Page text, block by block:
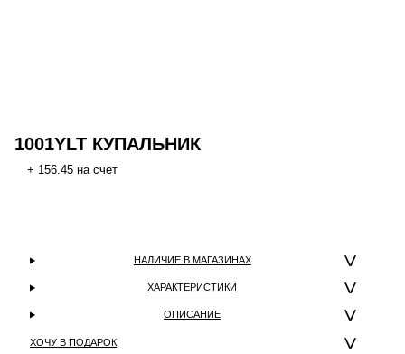
1001YLT КУПАЛЬНИК
+ 156.45 на счет
НАЛИЧИЕ В МАГАЗИНАХ
ХАРАКТЕРИСТИКИ
ОПИСАНИЕ
ХОЧУ В ПОДАРОК